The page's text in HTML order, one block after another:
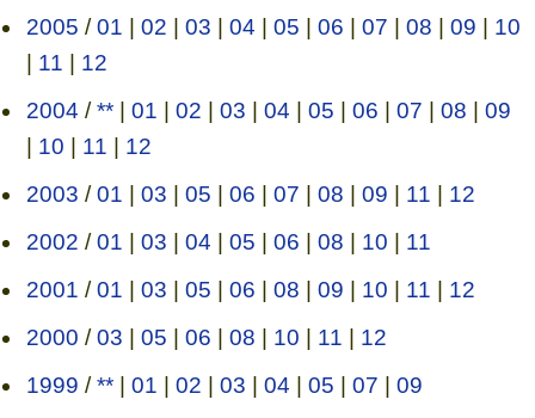
2005 /01 | 02 | 03 | 04 | 05 | 06 | 07 | 08 | 09 | 10
| 11 | 12
2004 /**| 01 | 02 | 03 | 04 | 05 | 06 | 07 | 08 | 09
| 10 | 11 | 12
2003 /01 | 03 | 05 | 06 | 07 | 08 | 09 | 11 | 12
2002 /01 | 03 | 04 | 05 | 06 | 08 | 10 | 11
2001 /01 | 03 | 05 | 06 | 08 | 09 | 10 | 11 | 12
2000 /03 | 05 | 06 | 08 | 10 | 11 | 12
1999 /**| 01 | 02 | 03 | 04 | 05 | 07 | 09